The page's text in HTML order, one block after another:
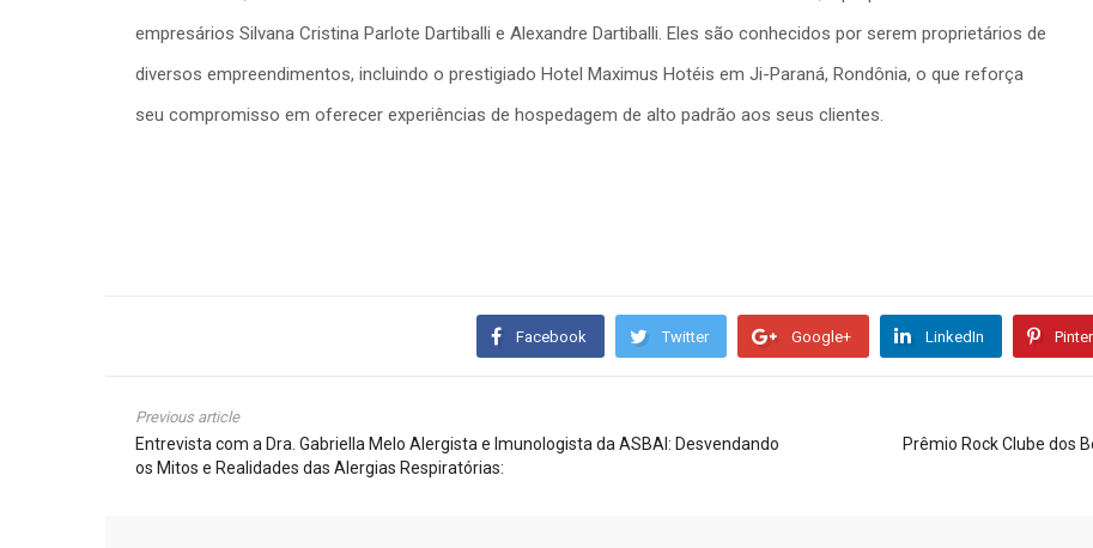
empresários Silvana Cristina Parlote Dartiballi e Alexandre Dartiballi. Eles são conhecidos por serem proprietários de
diversos empreendimentos, incluindo o prestigiado Hotel Maximus Hotéis em Ji-Paraná, Rondônia, o que reforça
seu compromisso em oferecer experiências de hospedagem de alto padrão aos seus clientes.
Facebook Twitter Google+ LinkedIn
Previous article
Entrevista com a Dra. Gabriella Melo Alergista e Imunologista da ASBAI: Desvendando
os Mitos e Realidades das Alergias Respiratórias:
Prêmio Rock Clube dos